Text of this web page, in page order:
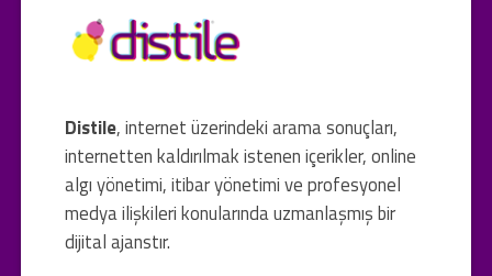
Distile, internet üzerindeki arama sonuçları,
internetten kaldırılmak istenen içerikler, online
algı yönetimi, itibar yönetimi ve profesyonel
medya ilişkileri konularında uzmanlaşmış bir
dijital ajanstır.